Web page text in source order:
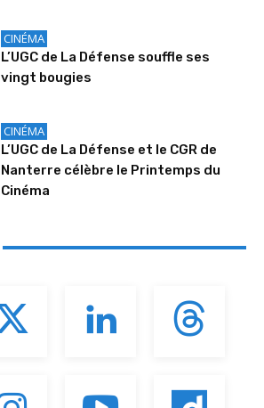
CINÉMA
L’UGC de La Défense souffle ses
vingt bougies
CINÉMA
L’UGC de La Défense et le CGR de
Nanterre célèbre le Printemps du
Cinéma